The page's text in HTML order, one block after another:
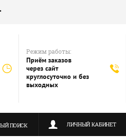
Режим работы:
Приём заказов
через сайт
круглосуточно и без
выходных
ЛИЧНЫЙ КАБИНЕТ
ПОИСК